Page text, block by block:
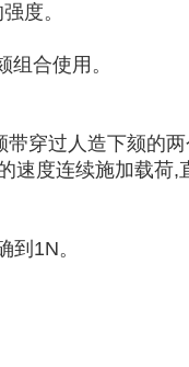
度。
合使用。
穿过人造下颏的
速度连续施加载荷,
1N。